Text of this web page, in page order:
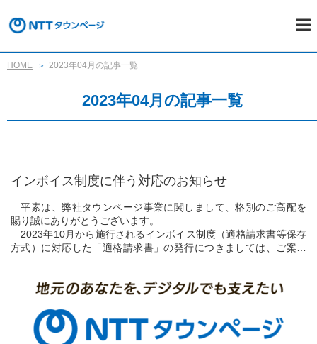
HOME 2023年04月の記事一覧
2023年04月の記事一覧
インボイス制度に伴う対応のお知らせ
平素は、弊社タウンページ事業に関しまして、格別のご高配を
賜り誠にありがとうございます。
2023年10月から施行されるインボイス制度（適格請求書等保存
方式）に対応した「適格請求書」の発行につきましては、ご案内
の迅速化および紙資源の削減による地球環境保護の観点から、Ｗ